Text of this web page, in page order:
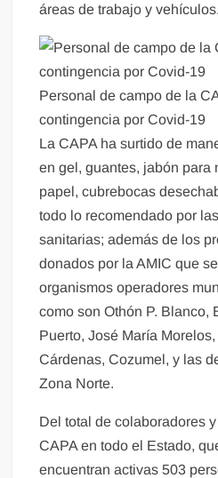
áreas de trabajo y vehículos.
Personal de campo de la
contingencia por Covid-19
La CAPA ha surtido de
en gel, guantes, jabón para
papel, cubrebocas
todo lo recomendado por
sanitarias; además de los
donados por la AMIC que
organismos operadores
como son Othón P. Blanco,
Puerto, José María
Cárdenas, Cozumel, y las
Zona Norte.
Del total de colaboradores
CAPA en todo el Estado,
encuentran activas 503